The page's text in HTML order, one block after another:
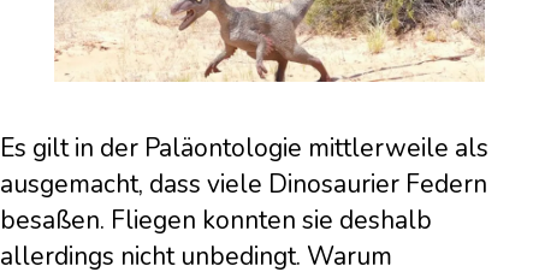
Es gilt in der Paläontologie mittlerweile als
ausgemacht, dass viele Dinosaurier Federn
besaßen. Fliegen konnten sie deshalb
allerdings nicht unbedingt. Warum